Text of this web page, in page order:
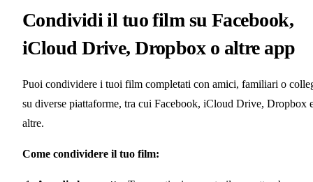
Condividi il tuo film su Facebook,
iCloud Drive, Dropbox o altre app
Puoi condividere i tuoi film completati con amici, familiari o
su diverse piattaforme, tra cui Facebook, iCloud Drive, Dropbox
altre.
Come condividere il tuo film: